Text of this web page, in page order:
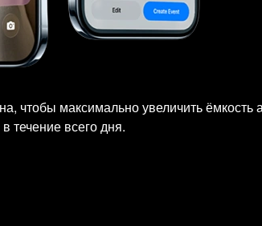
чтобы максимально увеличить
течение всего дня.